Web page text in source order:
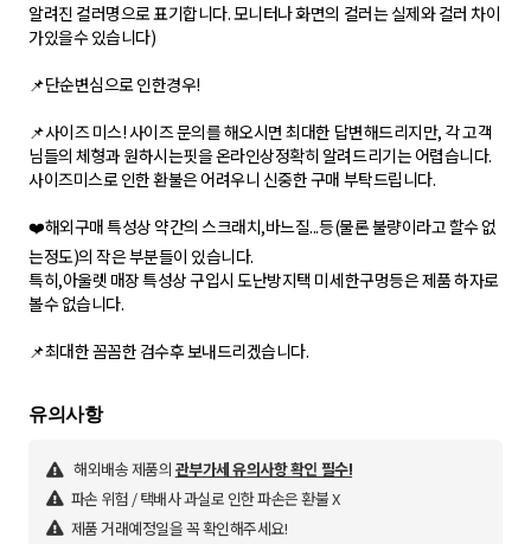
알려진 컬러명으로 표기합니다. 모니터나 화면의 컬러는 실제와 컬러 차이
가있을수 있습니다)
📌단순변심으로 인한경우!
📌사이즈 미스! 사이즈 문의를 해오시면 최대한 답변해드리지만, 각 고객
님들의 체형과 원하시는핏을 온라인상정확히 알려드리기는 어렵습니다.
사이즈미스로 인한 환불은 어려우니 신중한 구매 부탁드립니다.
❤️해외구매 특성상 약간의 스크래치,바느질...등(물론 불량이라고 할수 없
는정도)의 작은 부분들이 있습니다.
특히,아울렛 매장 특성상 구입시 도난방지택 미세한구멍등은 제품 하자로
볼수 없습니다.
📌최대한 꼼꼼한 검수후 보내드리겠습니다.
유의사항
해외배송 제품의 관부가세 유의사항 확인 필수!
파손 위험 / 택배사 과실로 인한 파손은 환불 X
제품 거래예정일을 꼭 확인해주세요!